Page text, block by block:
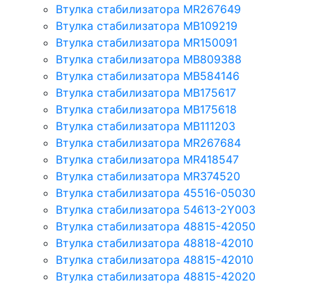
Втулка стабилизатора MR267649
Втулка стабилизатора MB109219
Втулка стабилизатора MR150091
Втулка стабилизатора MB809388
Втулка стабилизатора MB584146
Втулка стабилизатора MB175617
Втулка стабилизатора MB175618
Втулка стабилизатора MB111203
Втулка стабилизатора MR267684
Втулка стабилизатора MR418547
Втулка стабилизатора MR374520
Втулка стабилизатора 45516-05030
Втулка стабилизатора 54613-2Y003
Втулка стабилизатора 48815-42050
Втулка стабилизатора 48818-42010
Втулка стабилизатора 48815-42010
Втулка стабилизатора 48815-42020